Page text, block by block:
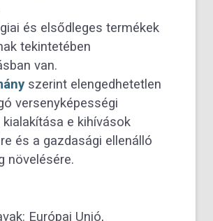
és elsődleges termékek
tekintetében
van.
szerint elengedhetetlen
versenyképességi
e kihívások
és a gazdasági ellenálló
növelésére.
Európai Unió,